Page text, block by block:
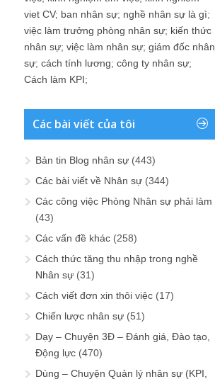
viet CV; ban nhân sự; nghề nhân sự là gì;
việc làm trưởng phòng nhân sự; kiến thức
nhân sự; việc làm nhân sự; giám đốc nhân
sự; cách tính lương; công ty nhân sự;
Cách làm KPI;
Các bài viết của tôi
Bản tin Blog nhân sự (443)
Các bài viết về Nhân sự (344)
Các công việc Phòng Nhân sự phải làm
(43)
Các vấn đề khác (258)
Cách thức tăng thu nhập trong nghề
Nhân sự (31)
Cách viết đơn xin thôi việc (17)
Chiến lược nhân sự (51)
Dạy – Chuyện 3Đ – Đánh giá, Đào tạo,
Động lực (470)
Dùng – Chuyện Quản lý nhân sự (KPI,